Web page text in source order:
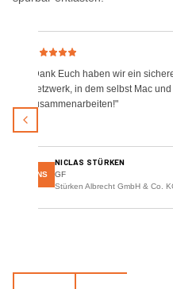
Dank Euch haben wir ein
Netzwerk, in dem selbst Mac
zusammenarbeiten!"
NS
NICLAS STÜRKEN
GF
Stürken Albrecht GmbH & Co.